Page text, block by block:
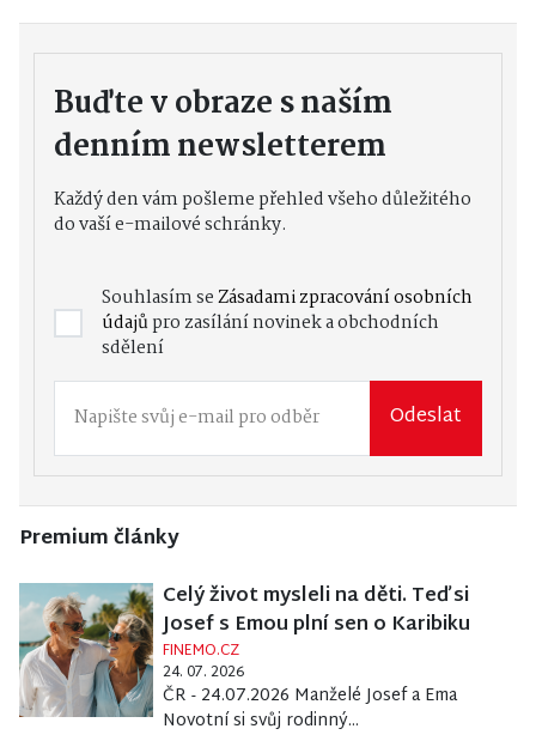
Buďte v obraze s naším
denním newsletterem
Každý den vám pošleme přehled všeho důležitého
do vaší e-mailové schránky.
Souhlasím seZásadami zpracování osobních
údajůpro zasílání novinek a obchodních
sdělení
Odeslat
Premium články
Celý život mysleli na děti. Teď si
Josef s Emou plní sen o Karibiku
FINEMO.CZ
24. 07. 2026
ČR - 24.07.2026 Manželé Josef a Ema
Novotní si svůj rodinný...